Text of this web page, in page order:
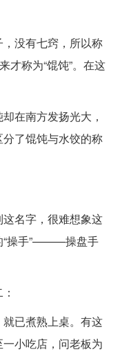
没有七窍，所以称
才称为“馄饨”。在这
在南方发扬光大，
了馄饨与水饺的称
名字，很难想象这
“操手”———操盘手
已煮熟上桌。有这
小吃店，问老板为